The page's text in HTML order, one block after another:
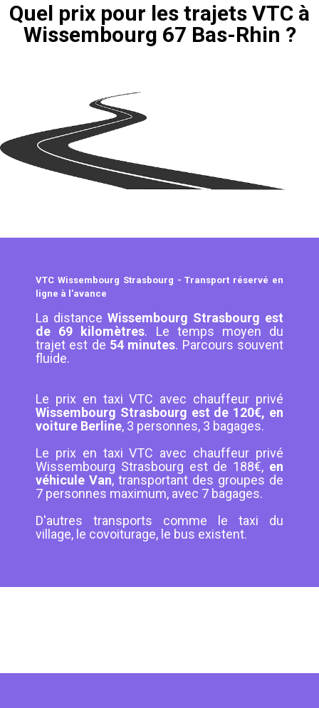
Quel prix pour les trajets VTC à
Wissembourg 67 Bas-Rhin ?
VTC Wissembourg Strasbourg - Transport réservé en
ligne à l'avance
La distance Wissembourg Strasbourg est
de 69 kilomètres. Le temps moyen du
trajet est de 54 minutes. Parcours souvent
fluide.
Le prix en taxi VTC avec chauffeur privé
Wissembourg Strasbourg est de 120€, en
voiture Berline, 3 personnes, 3 bagages.
Le prix en taxi VTC avec chauffeur privé
Wissembourg Strasbourg est de 188€, en
véhicule Van, transportant des groupes de
7 personnes maximum, avec 7 bagages.
D'autres transports comme le taxi du
village, le covoiturage, le bus existent.